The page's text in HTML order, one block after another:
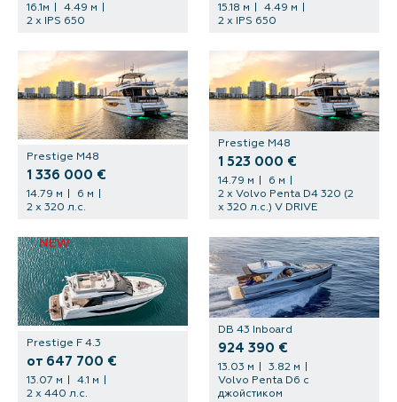
16.1м
4.49 м
2 х IPS 650
15.18 м
4.49 м
2 х IPS 650
Prestige M48
1 336 000 €
14.79 м
6 м
2 x 320 л.с.
Prestige M48
1 523 000 €
14.79 м
6 м
2 х Volvo Penta D4 320 (2
x 320 л.с.) V DRIVE
Prestige F 4.3
от 647 700 €
13.07 м
4.1 м
2 х 440 л.с.
DB 43 Inboard
924 390 €
13.03 м
3.82 м
Volvo Penta D6 с
джойстиком